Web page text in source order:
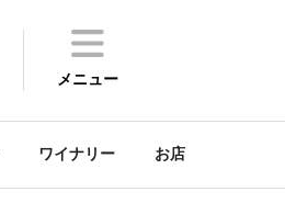
メニュー
ワイナリー お店